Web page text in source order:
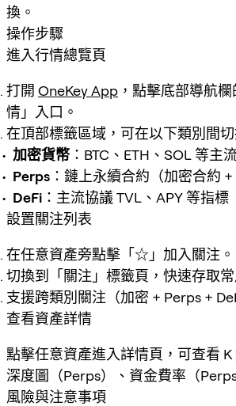
換。
操作步驟
進入行情總覽頁
打開 OneKey App ，點擊底部導航
情」入口。
在頂部標籤區域，可在以下類別間切
加密貨幣：BTC、ETH、SOL 等主
Perps ：鏈上永續合約（加密合約 +
DeFi ：主流協議 TVL、APY 等指標
設置關注列表
在任意資產旁點擊「☆」加入關注。
切換到「關注」標籤頁，快速存取常
支援跨類別關注（加密 + Perps +
查看資產詳情
點擊任意資產進入詳情頁，可查看 K
深度圖（Perps）、資金費率（
風險與注意事項